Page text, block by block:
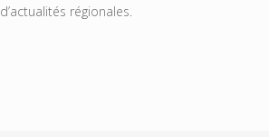
d’actualités régionales.